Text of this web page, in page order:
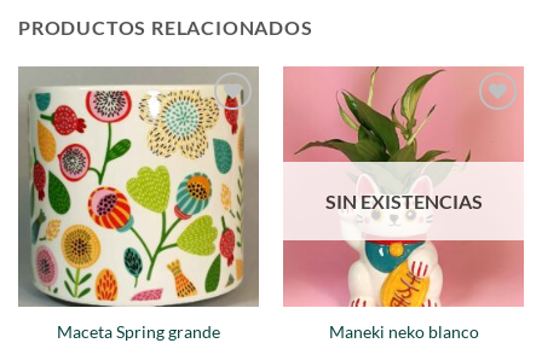
PRODUCTOS RELACIONADOS
Añadir
a la
lista de
deseos
Maceta Spring grande
lista de
SIN EXISTENCIAS
Maneki neko blanco